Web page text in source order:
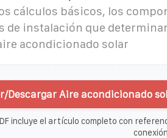
cálculos básicos, los
de instalación que
acondicionado solar
Descargar Aire acondicionado
incluye el artículo completo con